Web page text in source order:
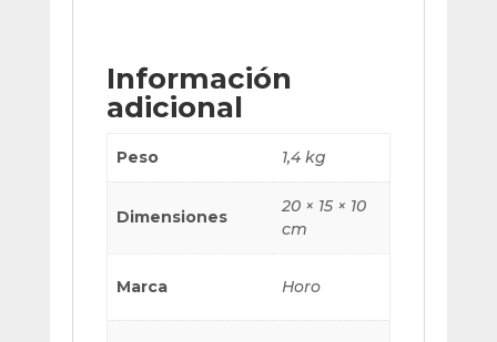
Información
adicional
Peso 1,4 kg
Dimensiones
20 × 15 × 10
cm
Marca Horo